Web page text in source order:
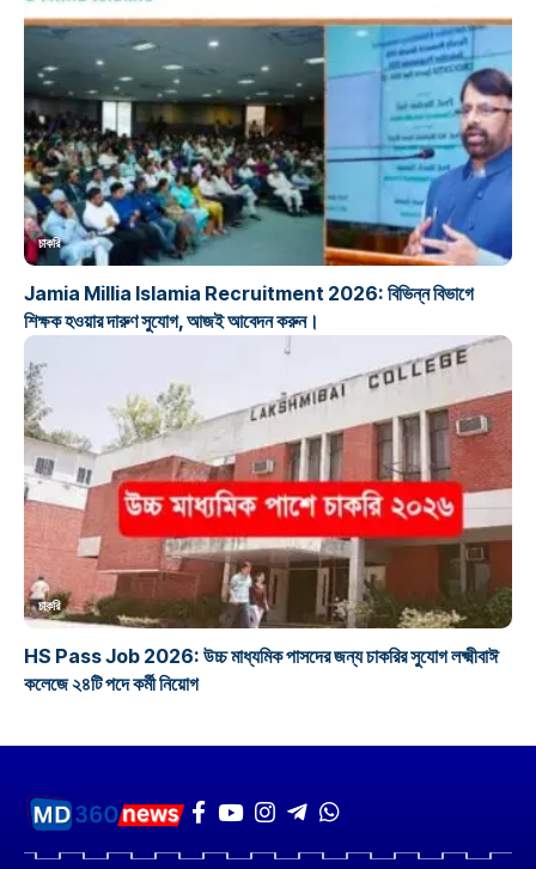
চাকরি
Jamia Millia Islamia Recruitment 2026: বিভিন্ন বিভাগে
শিক্ষক হওয়ার দারুণ সুযোগ, আজই আবেদন করুন।
চাকরি
HS Pass Job 2026: উচ্চ মাধ্যমিক পাসদের জন্য চাকরির সুযোগ লক্ষ্মীবাঈ
কলেজে ২৪টি পদে কর্মী নিয়োগ